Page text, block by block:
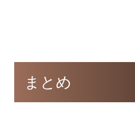
まとめ